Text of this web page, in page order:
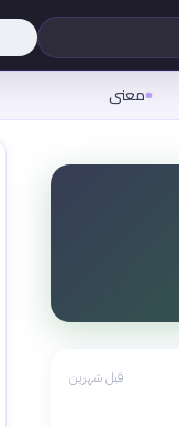
معنى
قبل شهرين